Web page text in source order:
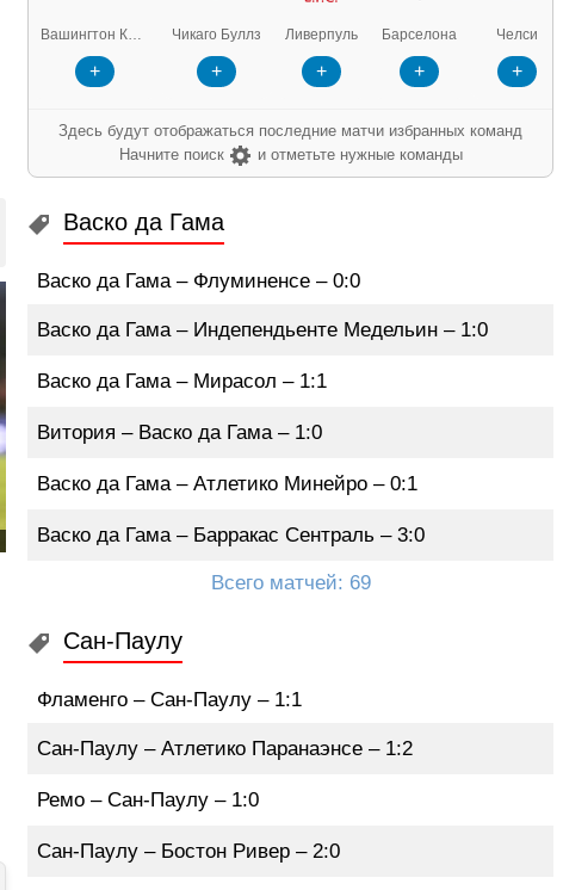
Чикаго Буллз
+
Ливерпуль Барселона Челси Реал
Здесь будут отображаться последние матчи избранных команд
Начните поиск
и отметьте нужные команды
Васко да Гама
Васко да Гама – Флуминенсе – 0:0
Васко да Гама – Индепендьенте Медельин – 1:0
Васко да Гама – Мирасол – 1:1
Витория – Васко да Гама – 1:0
Васко да Гама – Атлетико Минейро – 0:1
Васко да Гама – Барракас Сентраль – 3:0
Всего матчей: 69
Сан-Паулу
Фламенго – Сан-Паулу – 1:1
Сан-Паулу – Атлетико Паранаэнсе – 1:2
Ремо – Сан-Паулу – 1:0
Сан-Паулу – Бостон Ривер – 2:0